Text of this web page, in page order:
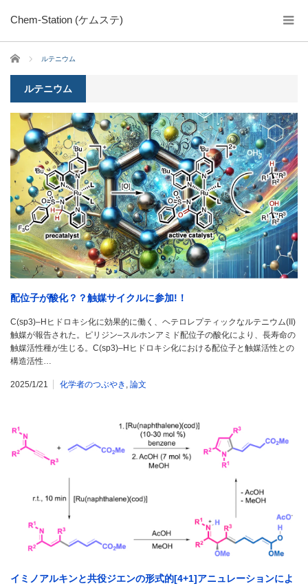
Chem-Station (ケムステ)
ホーム ルテニウム
ルテニウム
配位子が酸化？？触媒サイクルに参加!！
C(sp3)–Hヒドロキシ化に効果的に働く、ヘテロレプティックなルテニウム(II)
触媒が報告された。ピリジン–スルホンアミド配位子の酸化により、長寿命の
触媒活性種が生じる。C(sp3)–Hヒドロキシ化における配位子と触媒活性との
構造活性…
2025/1/21 化学者のつぶやき 論文
イミノアルキンと共役ジエンの形式的[4+1]アニュレーションによ